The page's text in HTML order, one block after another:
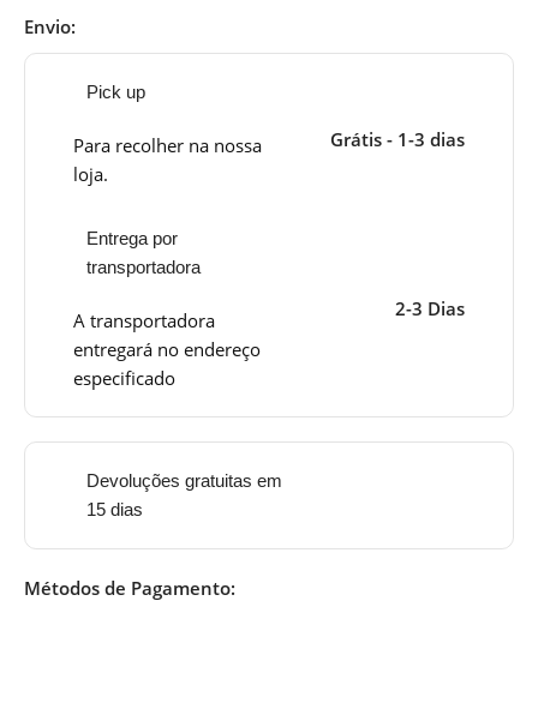
Envio:
Pick up
Para recolher na nossa
loja.
Grátis - 1-3 dias
Entrega por
transportadora
A transportadora
entregará no endereço
especificado
2-3 Dias
Devoluções gratuitas em
15 dias
Métodos de Pagamento: